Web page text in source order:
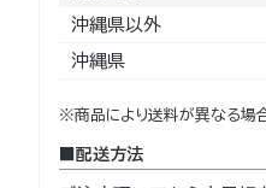
沖縄県以外
沖縄県
※商品により送料が異なる場
配送方法